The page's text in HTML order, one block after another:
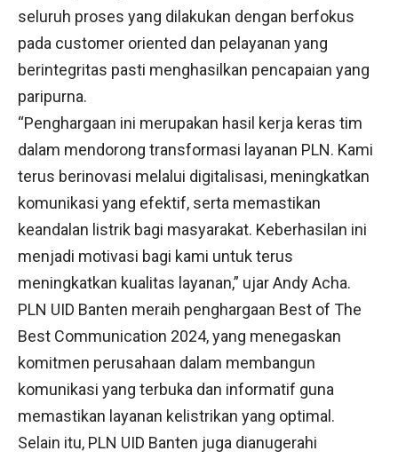
seluruh proses yang dilakukan dengan berfokus
pada customer oriented dan pelayanan yang
berintegritas pasti menghasilkan pencapaian yang
paripurna.
“Penghargaan ini merupakan hasil kerja keras tim
dalam mendorong transformasi layanan PLN. Kami
terus berinovasi melalui digitalisasi, meningkatkan
komunikasi yang efektif, serta memastikan
keandalan listrik bagi masyarakat. Keberhasilan ini
menjadi motivasi bagi kami untuk terus
meningkatkan kualitas layanan,” ujar Andy Acha.
PLN UID Banten meraih penghargaan Best of The
Best Communication 2024, yang menegaskan
komitmen perusahaan dalam membangun
komunikasi yang terbuka dan informatif guna
memastikan layanan kelistrikan yang optimal.
Selain itu, PLN UID Banten juga dianugerahi